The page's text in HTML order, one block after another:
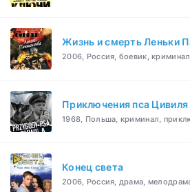
Жизнь и смерть Леньки
2006, Россия, боевик,
Приключения пса Цивиля
1968, Польша, криминал,
Конец света
2006, Россия, драма,